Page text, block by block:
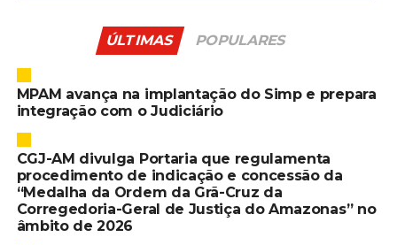
ÚLTIMAS POPULARES
MPAM avança na implantação do Simp e prepara
integração com o Judiciário
CGJ-AM divulga Portaria que regulamenta
procedimento de indicação e concessão da
“Medalha da Ordem da Grã-Cruz da
Corregedoria-Geral de Justiça do Amazonas” no
âmbito de 2026